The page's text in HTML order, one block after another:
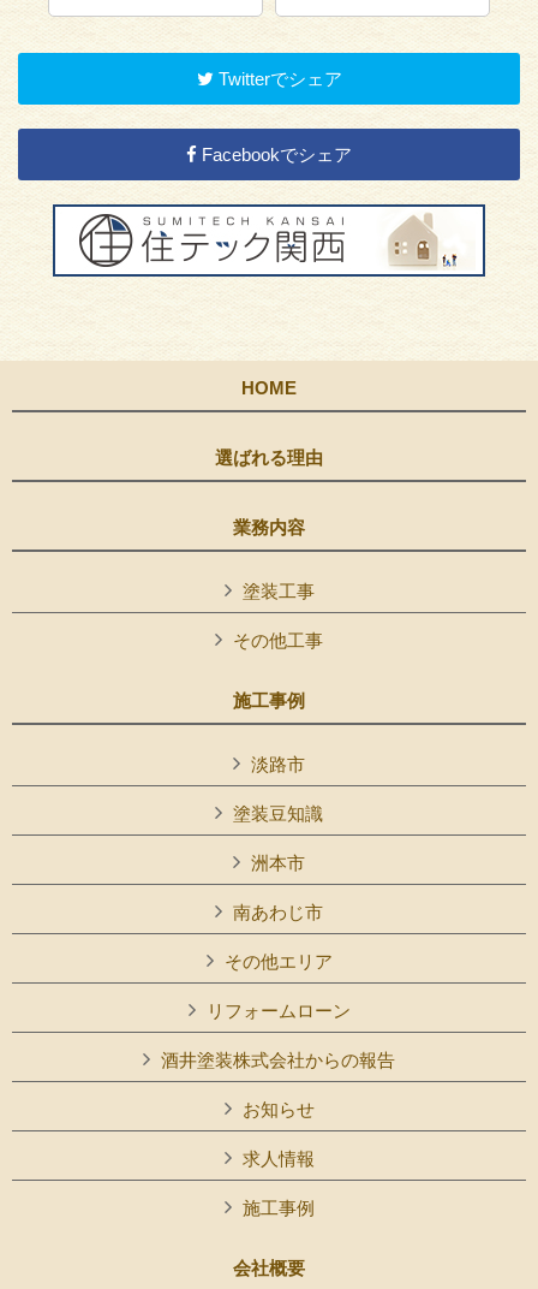
Twitterでシェア
Facebookでシェア
HOME
選ばれる理由
業務内容
塗装工事
その他工事
施工事例
淡路市
塗装豆知識
洲本市
南あわじ市
その他エリア
リフォームローン
酒井塗装株式会社からの報告
お知らせ
求人情報
施工事例
会社概要